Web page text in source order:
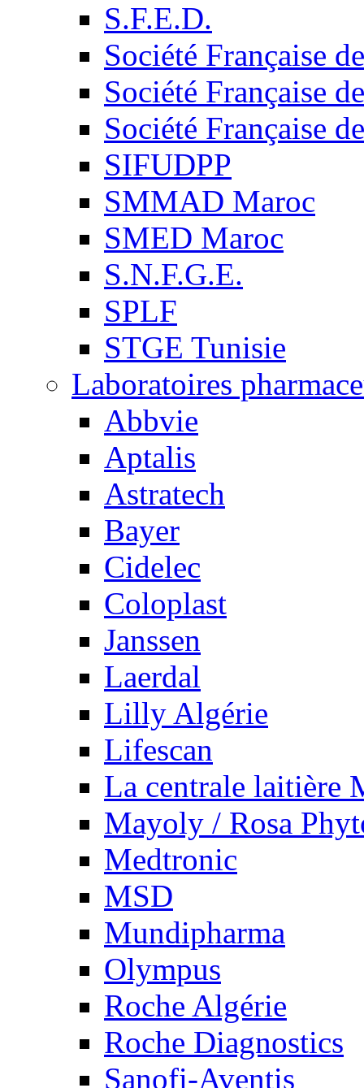
S.F.E.D.
Société Française
Société Française
Société Française
SIFUDPP
SMMAD Maroc
SMED Maroc
S.N.F.G.E.
SPLF
STGE Tunisie
Laboratoires
Abbvie
Aptalis
Astratech
Bayer
Cidelec
Coloplast
Janssen
Laerdal
Lilly Algérie
Lifescan
La centrale laitière
Mayoly / Rosa
Medtronic
MSD
Mundipharma
Olympus
Roche Algérie
Roche Diagnostics
Sanofi-Aventis